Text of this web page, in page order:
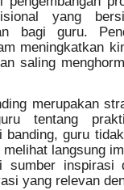
yang
bagi guru.
meningkatkan
saling
merupakan
tentang
guru
langsung
sumber
yang relevan